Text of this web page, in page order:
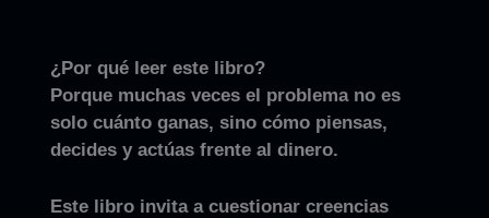
¿Por qué leer este libro?
Porque muchas veces el problema no es
solo cuánto ganas, sino cómo piensas,
decides y actúas frente al dinero.
Este libro invita a cuestionar creencias